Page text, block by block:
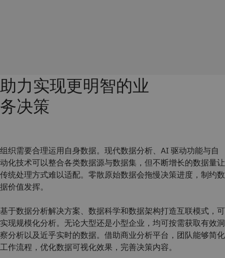
助力实现更明智的业
务决策
组织需要合理运用自身数据。现代数据分析、AI 驱动功能与自
动化技术可以整合各类数据源与数据集，但不断增长的数据量让
传统处理方式难以适配。零散原始数据会拖慢决策进度，制约数
据价值发挥。
基于数据分析解决方案、数据科学和数据架构打造互联模式，可
实现规模化分析。无论大型还是小型企业，均可按需获取有效洞
察分析以及近乎实时的数据。借助商业分析平台，团队能够简化
工作流程，优化数据可视化效果，完善决策内容。